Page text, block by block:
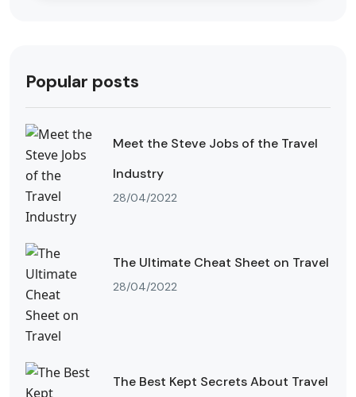
Popular posts
Meet the Steve Jobs of the Travel
Industry
28/04/2022
The Ultimate Cheat Sheet on Travel
28/04/2022
The Best Kept Secrets About Travel